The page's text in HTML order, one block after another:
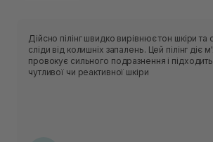
Дійсно пілінг швидко вирівнює тон шкіри та
сліди від колишніх запалень. Цей пілінг діє
провокує сильного подразнення і
чутливої чи реактивної шкіри